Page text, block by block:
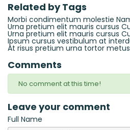
Related by Tags
Morbi condimentum molestie
Urna pretium elit mauris cursus
Urna pretium elit mauris cursus
Ipsum cursus vestibulum at
At risus pretium urna tortor
Comments
No comment at this time!
Leave your comment
Full Name